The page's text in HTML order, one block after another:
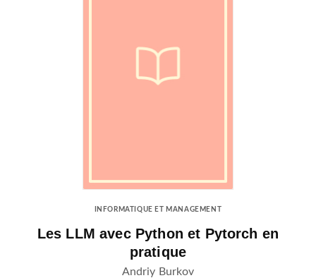
INFORMATIQUE ET MANAGEMENT
Les LLM avec Python et Pytorch en
pratique
Andriy Burkov